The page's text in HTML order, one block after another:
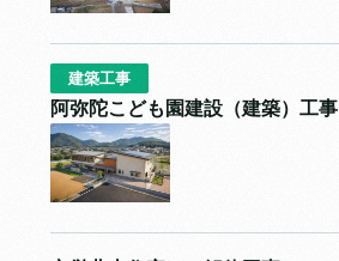
建築工事
阿弥陀こども園建設（建築）工事